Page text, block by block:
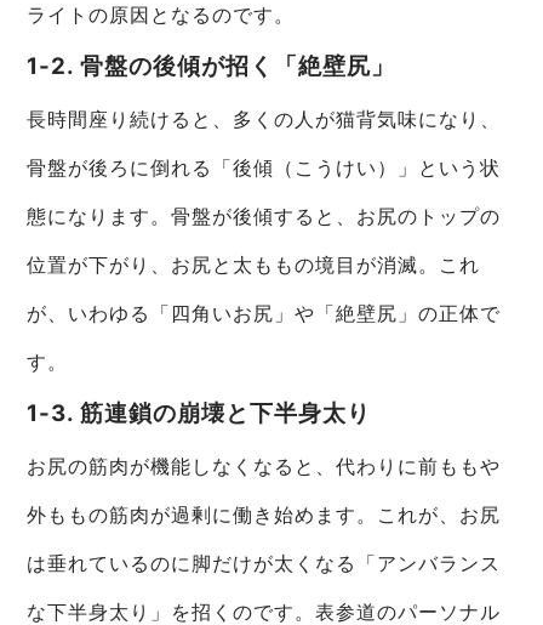
ライトの原因となるのです。
1-2. 骨盤の後傾が招く「絶壁尻」
長時間座り続けると、多くの人が猫背気味になり、
骨盤が後ろに倒れる「後傾（こうけい）」という状
態になります。骨盤が後傾すると、お尻のトップの
位置が下がり、お尻と太ももの境目が消滅。これ
が、いわゆる「四角いお尻」や「絶壁尻」の正体で
す。
1-3. 筋連鎖の崩壊と下半身太り
お尻の筋肉が機能しなくなると、代わりに前ももや
外ももの筋肉が過剰に働き始めます。これが、お尻
は垂れているのに脚だけが太くなる「アンバランス
な下半身太り」を招くのです。表参道のパーソナル